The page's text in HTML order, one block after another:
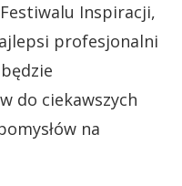
Inspiracji,
profesjonalni
do ciekawszych
na